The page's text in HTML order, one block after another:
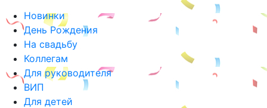
Новинки
День Рождения
На свадьбу
Коллегам
Для руководителя
ВИП
Для детей